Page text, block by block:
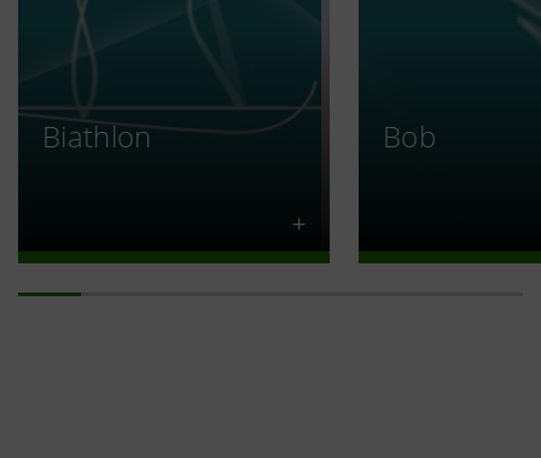
Biathlon Bob